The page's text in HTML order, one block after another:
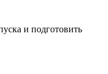
и подготовить